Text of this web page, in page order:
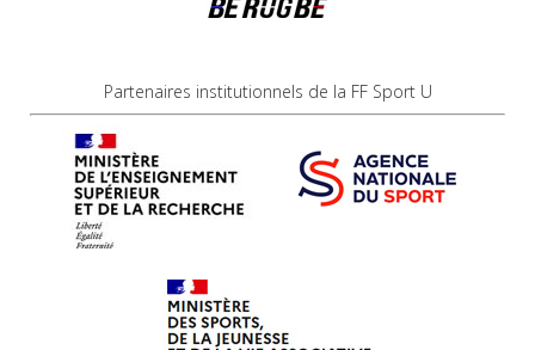
Partenaires institutionnels de la FF Sport U